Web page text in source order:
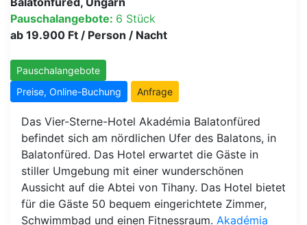
Pauschalangebote: 6 Stück
ab 19.900 Ft / Person / Nacht
Pauschalangebote
Preise, Online-Buchung
Anfrage
Das Vier-Sterne-Hotel Akadémia Balatonfüred
befindet sich am nördlichen Ufer des Balatons, in
Balatonfüred. Das Hotel erwartet die Gäste in
stiller Umgebung mit einer wunderschönen
Aussicht auf die Abtei von Tihany. Das Hotel bietet
für die Gäste 50 bequem eingerichtete Zimmer,
Schwimmbad und einen Fitnessraum. Akadémia